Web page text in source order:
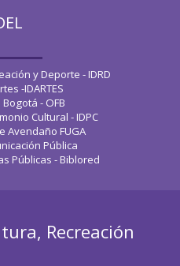
y Deporte - IDRD
-IDARTES
- OFB
Cultural - IDPC
Avendaño FUGA
Pública
Públicas - Biblored
Recreación